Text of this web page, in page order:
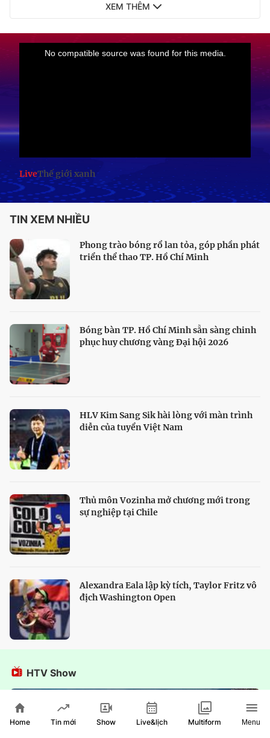
XEM THÊM
LiveThế giới xanh
TIN XEM NHIỀU
Phong trào bóng rổ lan tỏa, góp phần phát
triển thể thao TP. Hồ Chí Minh
Bóng bàn TP. Hồ Chí Minh sẵn sàng chinh
phục huy chương vàng Đại hội 2026
HLV Kim Sang Sik hài lòng với màn trình
diễn của tuyển Việt Nam
Thủ môn Vozinha mở chương mới trong
sự nghiệp tại Chile
Alexandra Eala lập kỳ tích, Taylor Fritz vô
địch Washington Open
HTV Show
Home Tin mới Show Live&lịch Multiform Menu